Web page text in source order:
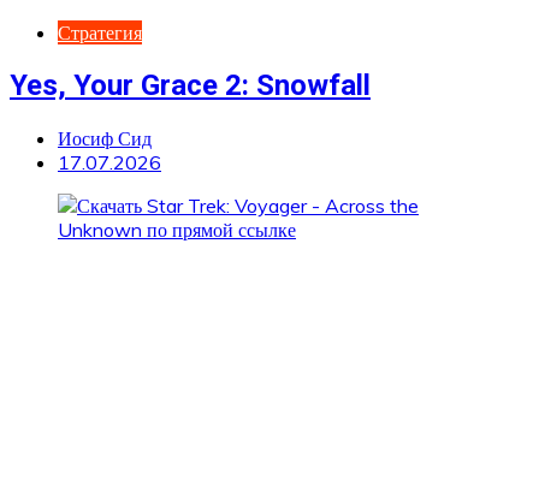
Стратегия
Yes, Your Grace 2: Snowfall
Иосиф Сид
17.07.2026